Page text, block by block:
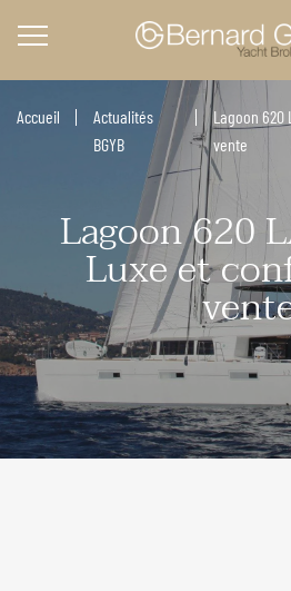
Accueil
Actualités
BGYB
Lagoon 620
vente
Lagoon 620
Luxe et